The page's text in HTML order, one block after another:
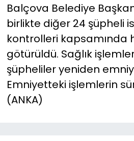
Balçova Belediye
birlikte diğer 24 şüpheli
kontrolleri kapsamında
götürüldü. Sağlık
şüpheliler yeniden
Emniyetteki işlemlerin
(ANKA)